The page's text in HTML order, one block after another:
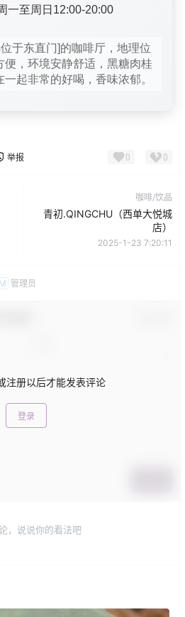
一至周日12:00-20:00
于东直门]的咖啡厅，地理位
便，环境安静舒适，黑糖肉桂
起非常的好喝，香味浓郁。
举报 0 0
咖啡/饮品
青初.QINGCHU（西单大悦城
店）
2025-1-23 7:20:11
M 管理员
注册以后才能发表评论
登录
，说说你的看法吧